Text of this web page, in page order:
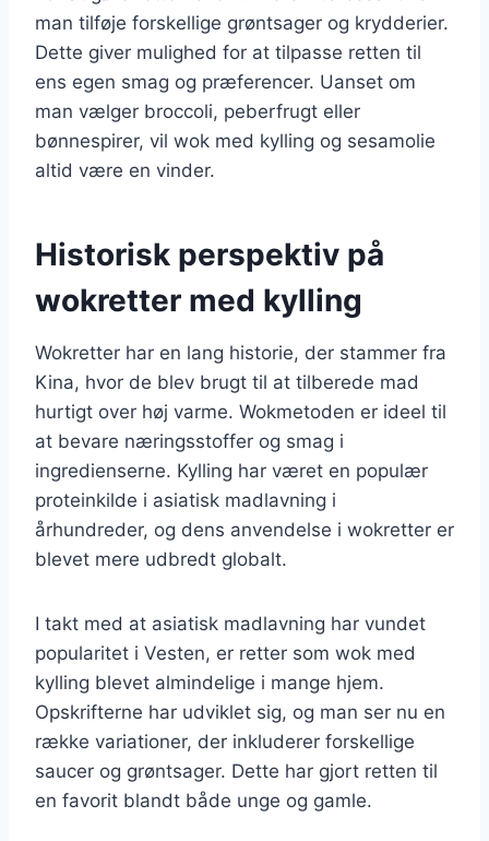
man tilføje forskellige grøntsager og krydderier.
Dette giver mulighed for at tilpasse retten til
ens egen smag og præferencer. Uanset om
man vælger broccoli, peberfrugt eller
bønnespirer, vil wok med kylling og sesamolie
altid være en vinder.
Historisk perspektiv på
wokretter med kylling
Wokretter har en lang historie, der stammer fra
Kina, hvor de blev brugt til at tilberede mad
hurtigt over høj varme. Wokmetoden er ideel til
at bevare næringsstoffer og smag i
ingredienserne. Kylling har været en populær
proteinkilde i asiatisk madlavning i
århundreder, og dens anvendelse i wokretter er
blevet mere udbredt globalt.
I takt med at asiatisk madlavning har vundet
popularitet i Vesten, er retter som wok med
kylling blevet almindelige i mange hjem.
Opskrifterne har udviklet sig, og man ser nu en
række variationer, der inkluderer forskellige
saucer og grøntsager. Dette har gjort retten til
en favorit blandt både unge og gamle.